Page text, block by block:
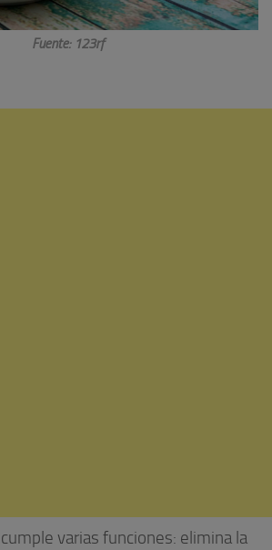
Fuente: 123rf
varias funciones: elimina la